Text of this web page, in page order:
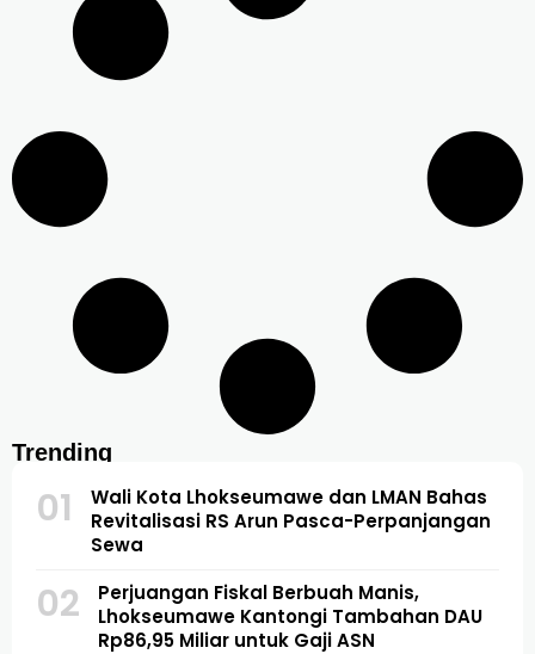
Trending
01
Wali Kota Lhokseumawe dan LMAN Bahas
Revitalisasi RS Arun Pasca-Perpanjangan
Sewa
02
Perjuangan Fiskal Berbuah Manis,
Lhokseumawe Kantongi Tambahan DAU
Rp86,95 Miliar untuk Gaji ASN